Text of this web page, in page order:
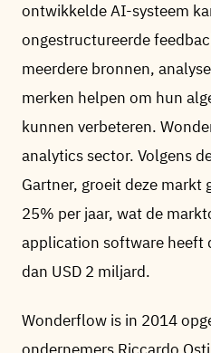
ontwikkelde AI-systeem
ongestructureerde
meerdere bronnen,
merken helpen om hun
kunnen verbeteren.
analytics sector. Volgens
Gartner, groeit deze markt
25% per jaar, wat de
application software heeft
dan USD 2 miljard.
Wonderflow is in 2014